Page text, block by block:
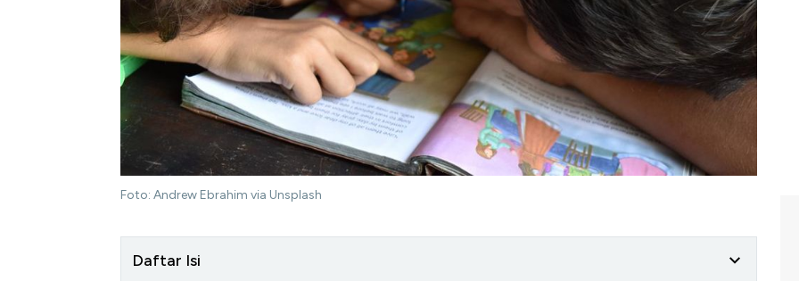
Foto: Andrew Ebrahim via Unsplash
Daftar Isi